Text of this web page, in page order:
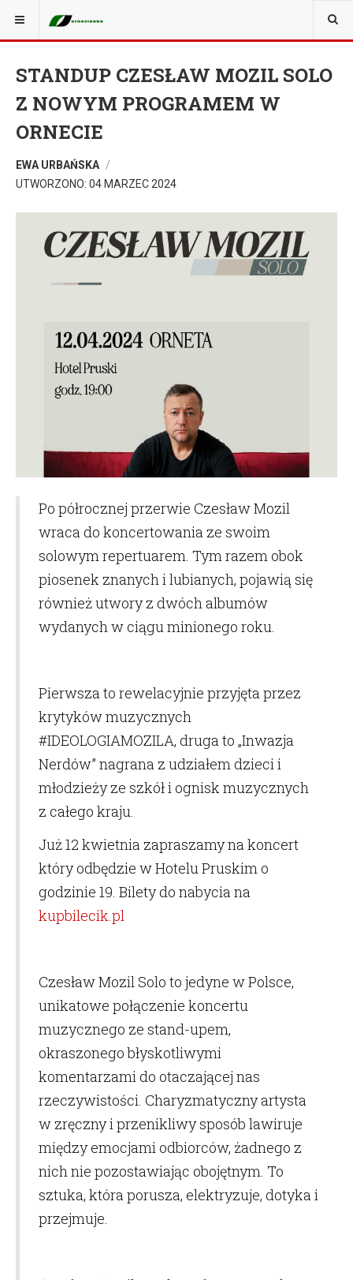
STANDUP CZESŁAW MOZIL SOLO
Z NOWYM PROGRAMEM W
ORNECIE
EWA URBAŃSKA
UTWORZONO: 04 MARZEC 2024
Po półrocznej przerwie Czesław Mozil
wraca do koncertowania ze swoim
solowym repertuarem. Tym razem obok
piosenek znanych i lubianych, pojawią się
również utwory z dwóch albumów
wydanych w ciągu minionego roku.
Pierwsza to rewelacyjnie przyjęta przez
krytyków muzycznych
#IDEOLOGIAMOZILA, druga to „Inwazja
Nerdów” nagrana z udziałem dzieci i
młodzieży ze szkół i ognisk muzycznych
z całego kraju.
Już 12 kwietnia zapraszamy na koncert
który odbędzie w Hotelu Pruskim o
godzinie 19. Bilety do nabycia na
kupbilecik.pl
Czesław Mozil Solo to jedyne w Polsce,
unikatowe połączenie koncertu
muzycznego ze stand-upem,
okraszonego błyskotliwymi
komentarzami do otaczającej nas
rzeczywistości. Charyzmatyczny artysta
w zręczny i przenikliwy sposób lawiruje
między emocjami odbiorców, żadnego z
nich nie pozostawiając obojętnym. To
sztuka, która porusza, elektryzuje, dotyka i
przejmuje.